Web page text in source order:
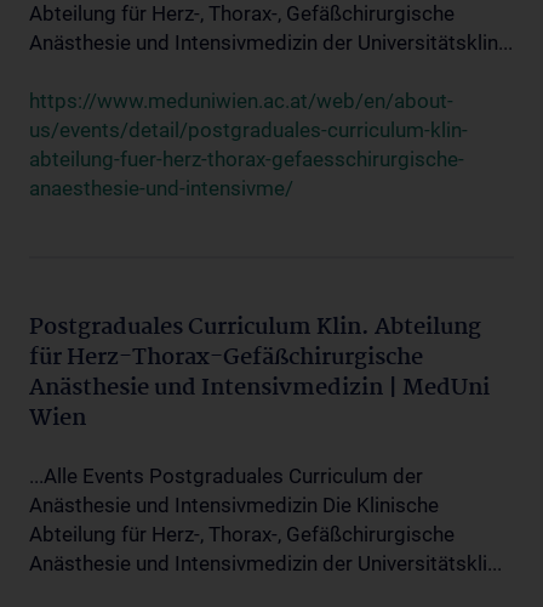
Abteilung für Herz-, Thorax-, Gefäßchirurgische
Anästhesie und Intensivmedizin der Universitätsklin...
https://www.meduniwien.ac.at/web/en/about-
us/events/detail/postgraduales-curriculum-klin-
abteilung-fuer-herz-thorax-gefaesschirurgische-
anaesthesie-und-intensivme/
Postgraduales Curriculum Klin. Abteilung
für Herz-Thorax-Gefäßchirurgische
Anästhesie und Intensivmedizin | MedUni
Wien
...Alle Events Postgraduales Curriculum der
Anästhesie und Intensivmedizin Die Klinische
Abteilung für Herz-, Thorax-, Gefäßchirurgische
Anästhesie und Intensivmedizin der Universitätskli...